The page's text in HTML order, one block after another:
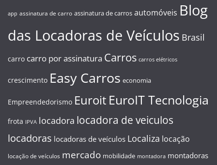
app assinatura de carro assinatura de carros automóveis Blog
das Locadoras de Veículos Brasil
carro carro por assinatura Carros carros elétricos
crescimento Easy Carros economia
Empreendedorismo Euroit EuroIT Tecnologia
frota IPVA locadora locadora de veiculos
locadoras locadoras de veículos Localiza locação
locação de veículos mercado mobilidade montadora montadoras